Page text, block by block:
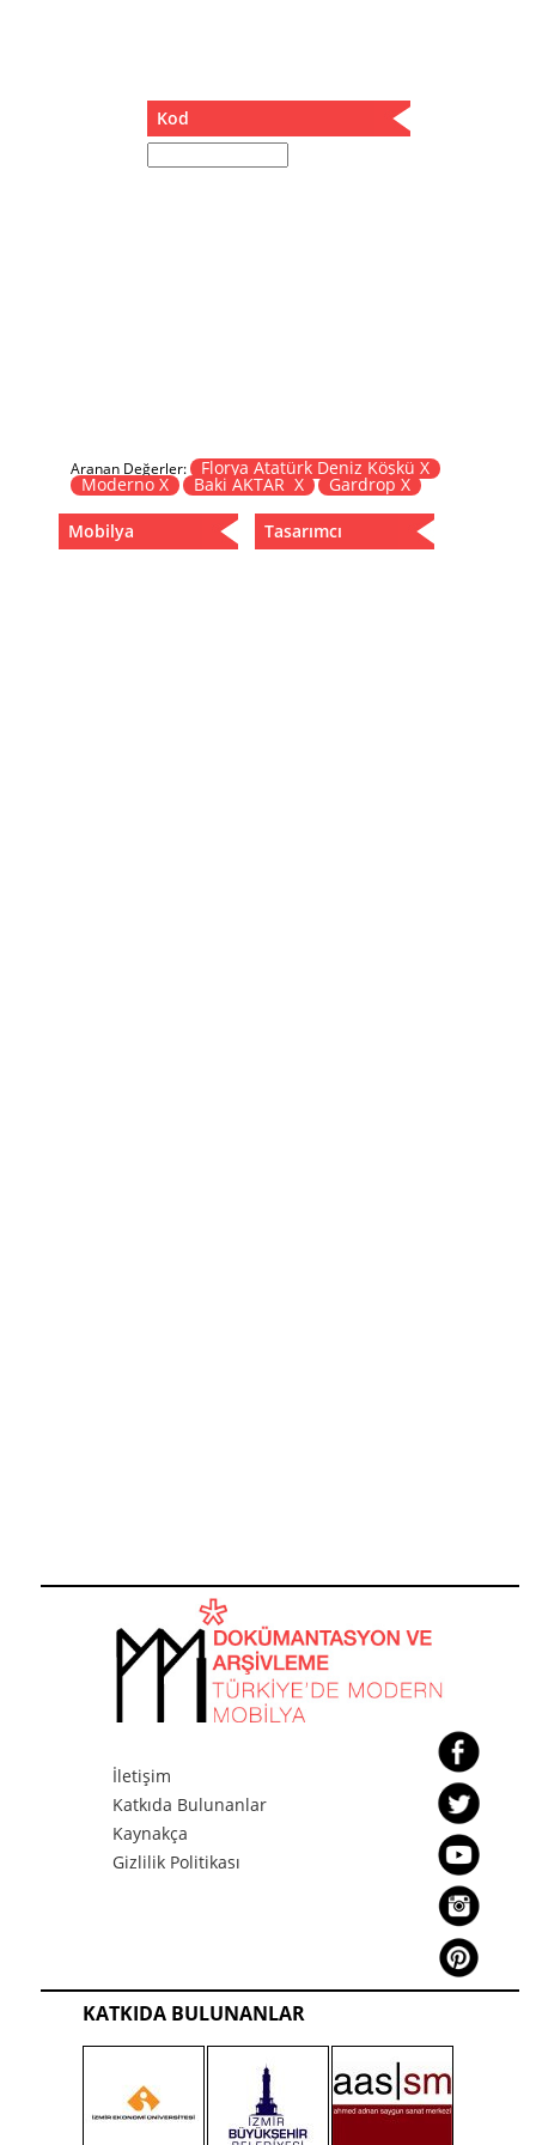
Separatör
Zigon
Kod
Aranan Değerler: Florya Atatürk Deniz Köşkü X
Moderno X Baki AKTAR X Gardrop X
Mobilya Tasarımcı
İletişim
Katkıda Bulunanlar
Kaynakça
Gizlilik Politikası
KATKIDA BULUNANLAR